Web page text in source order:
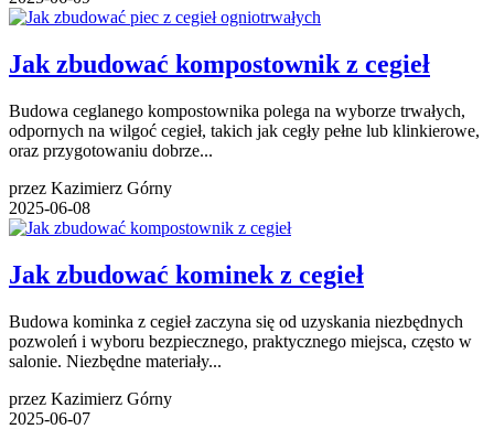
Jak zbudować kompostownik z cegieł
Budowa ceglanego kompostownika polega na wyborze trwałych,
odpornych na wilgoć cegieł, takich jak cegły pełne lub klinkierowe,
oraz przygotowaniu dobrze...
przez Kazimierz Górny
2025-06-08
Jak zbudować kominek z cegieł
Budowa kominka z cegieł zaczyna się od uzyskania niezbędnych
pozwoleń i wyboru bezpiecznego, praktycznego miejsca, często w
salonie. Niezbędne materiały...
przez Kazimierz Górny
2025-06-07